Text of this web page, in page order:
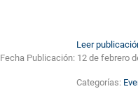
Leer
Fecha Publicación: 12 de febrero
Categorías: